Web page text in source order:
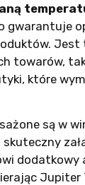
gwarantuje
Jest
towarów,
które
są w